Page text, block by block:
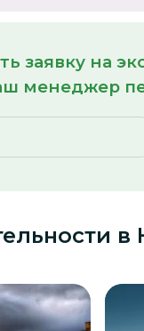
заявку на
менеджер
в